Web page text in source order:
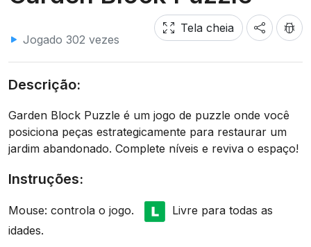
Jogado 302 vezes
Tela cheia
Descrição:
Garden Block Puzzle é um jogo de puzzle onde você
posiciona peças estrategicamente para restaurar um
jardim abandonado. Complete níveis e reviva o espaço!
Instruções:
Mouse: controla o jogo.
Livre para todas as
idades.